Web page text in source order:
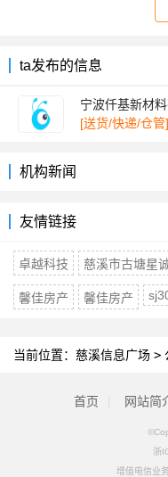
ta发布的信息
宁波仟基新材
[送货/快递/仓管]
机构新闻
友情链接
卓越科技 慈溪市古塘星
馨佳房产 馨佳房产
当前位置： 慈溪信息广场 >
首页 网站简
浙
增值电信业